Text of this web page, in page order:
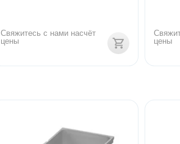
Свяжитесь с нами насчёт
цены
цены